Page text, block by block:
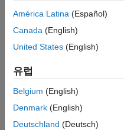
설명
예제
참고 항목
설명
식별된 데이터셋의 레이블,
sdsID 로 식별된 데이터셋
반환합니다.maxlen
입력값
지정하지 않으면 기본적으
América Latina (Español)
Canada (English)
United States (English)
유럽
Belgium (English)
Denmark (English)
Deutschland (Deutsch)